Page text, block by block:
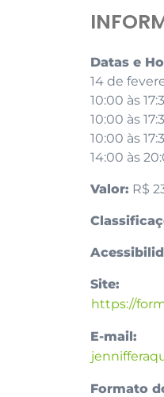
Datas e
14 de
10:00 às
10:00 às
10:00 às
14:00 às
Valor: R$
Site:
https://
E-mail:
Formato